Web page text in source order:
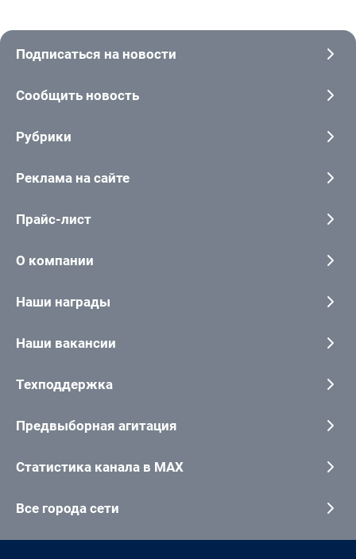
Подписаться на новости
Сообщить новость
Рубрики
Реклама на сайте
Прайс-лист
О компании
Наши награды
Наши вакансии
Техподдержка
Предвыборная агитация
Статистика канала в MAX
Все города сети